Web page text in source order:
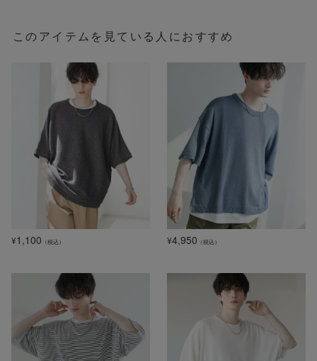
このアイテムを見ている人におすすめ
¥1,100 （税込） ¥4,950 （税込）